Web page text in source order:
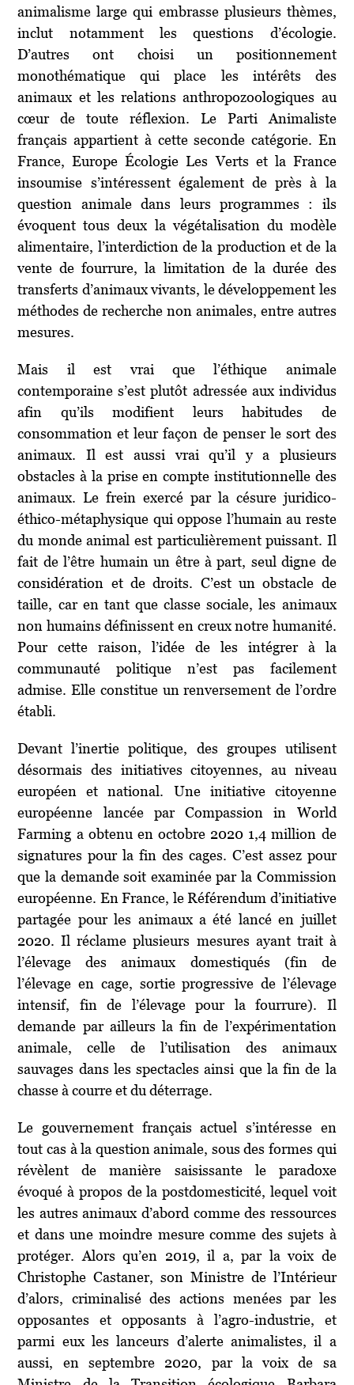
animalisme large qui embrasse plusieurs thèmes,
inclut notamment les questions d’écologie.
D’autres ont choisi un positionnement
monothématique qui place les intérêts des
animaux et les relations anthropozoologiques au
cœur de toute réflexion. Le Parti Animaliste
français appartient à cette seconde catégorie. En
France, Europe Écologie Les Verts et la France
insoumise s’intéressent également de près à la
question animale dans leurs programmes : ils
évoquent tous deux la végétalisation du modèle
alimentaire, l’interdiction de la production et de la
vente de fourrure, la limitation de la durée des
transferts d’animaux vivants, le développement les
méthodes de recherche non animales, entre autres
mesures.
Mais il est vrai que l’éthique animale
contemporaine s’est plutôt adressée aux individus
afin qu’ils modifient leurs habitudes de
consommation et leur façon de penser le sort des
animaux. Il est aussi vrai qu’il y a plusieurs
obstacles à la prise en compte institutionnelle des
animaux. Le frein exercé par la césure juridico-
éthico-métaphysique qui oppose l’humain au reste
du monde animal est particulièrement puissant. Il
fait de l’être humain un être à part, seul digne de
considération et de droits. C’est un obstacle de
taille, car en tant que classe sociale, les animaux
non humains définissent en creux notre humanité.
Pour cette raison, l’idée de les intégrer à la
communauté politique n’est pas facilement
admise. Elle constitue un renversement de l’ordre
établi.
Devant l’inertie politique, des groupes utilisent
désormais des initiatives citoyennes, au niveau
européen et national. Une initiative citoyenne
européenne lancée par Compassion in World
Farming a obtenu en octobre 2020 1,4 million de
signatures pour la fin des cages. C’est assez pour
que la demande soit examinée par la Commission
européenne. En France, le Référendum d’initiative
partagée pour les animaux a été lancé en juillet
2020. Il réclame plusieurs mesures ayant trait à
l’élevage des animaux domestiqués (fin de
l’élevage en cage, sortie progressive de l’élevage
intensif, fin de l’élevage pour la fourrure). Il
demande par ailleurs la fin de l’expérimentation
animale, celle de l’utilisation des animaux
sauvages dans les spectacles ainsi que la fin de la
chasse à courre et du déterrage.
Le gouvernement français actuel s’intéresse en
tout cas à la question animale, sous des formes qui
révèlent de manière saisissante le paradoxe
évoqué à propos de la postdomesticité, lequel voit
les autres animaux d’abord comme des ressources
et dans une moindre mesure comme des sujets à
protéger. Alors qu’en 2019, il a, par la voix de
Christophe Castaner, son Ministre de l’Intérieur
d’alors, criminalisé des actions menées par les
opposantes et opposants à l’agro-industrie, et
parmi eux les lanceurs d’alerte animalistes, il a
aussi, en septembre 2020, par la voix de sa